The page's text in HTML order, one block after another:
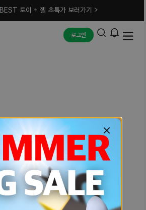
BEST 토이 + 젤 초특가 보러가기 >
로그인
예상치 못한 에러입니다.